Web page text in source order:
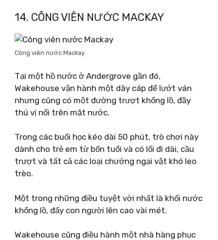
14. CÔNG VIÊN NƯỚC MACKAY
Công viên nước Mackay
Tại một hồ nước ở Andergrove gần đó,
Wakehouse vận hành một dây cáp để lướt ván
nhưng cũng có một đường trượt khổng lồ, đầy
thú vị nổi trên mặt nước.
Trong các buổi học kéo dài 50 phút, trò chơi này
dành cho trẻ em từ bốn tuổi và có lối đi dài, cầu
trượt và tất cả các loại chướng ngại vật khó leo
trèo.
Một trong những điều tuyệt vời nhất là khối nước
khổng lồ, đẩy con người lên cao vài mét.
Wakehouse cũng điều hành một nhà hàng phục